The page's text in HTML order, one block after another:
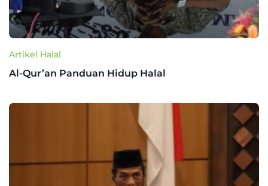
Artikel Halal
Al-Qur’an Panduan Hidup Halal